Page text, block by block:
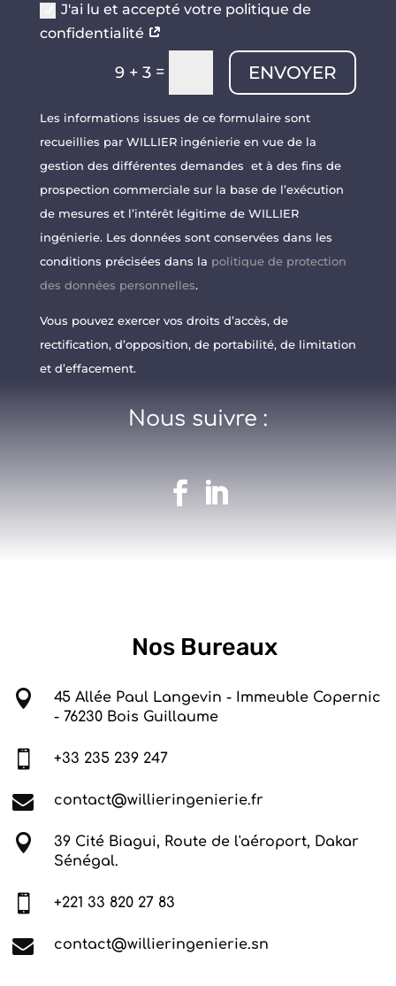
J'ai lu et accepté votre politique de
confidentialité
9 + 3 = ENVOYER
Les informations issues de ce formulaire sont
recueillies par WILLIER ingénierie en vue de la
gestion des différentes demandes et à des fins de
prospection commerciale sur la base de l’exécution
de mesures et l’intérêt légitime de WILLIER
ingénierie. Les données sont conservées dans les
conditions précisées dans la politique de protection
des données personnelles.
Vous pouvez exercer vos droits d’accès, de
rectification, d’opposition, de portabilité, de limitation
et d’effacement.
Nous suivre :
Nos Bureaux

45 Allée Paul Langevin - Immeuble Copernic
- 76230 Bois Guillaume
 +33 235 239 247
 contact@willieringenierie.fr

39 Cité Biagui, Route de l'aéroport, Dakar
Sénégal.
 +221 33 820 27 83
 contact@willieringenierie.sn